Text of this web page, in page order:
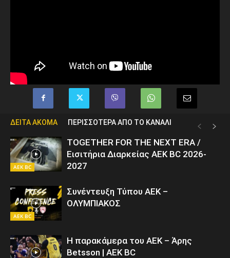
ΔΕΙΤΑ ΑΚΟΜΑ ΠΕΡΙΣΣΟΤΕΡΑ ΑΠΟ ΤΟ ΚΑΝΑΛΙ
AEK BC
TOGETHER FOR THE NEXT ERA /
Εισιτήρια Διαρκείας AEK BC 2026-
2027
AEK BC
Συνέντευξη Τύπου ΑΕΚ –
ΟΛΥΜΠΙΑΚΟΣ
Η παρακάμερα του ΑΕΚ – Άρης
Betsson | AEK BC